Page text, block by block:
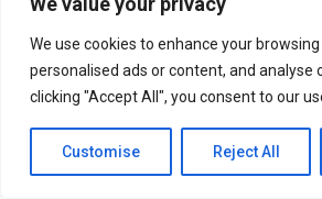
We use cookies to enhance your
personalised ads or content, and analyse
clicking "Accept All", you consent to our
Customise Reject All
Commande
Contactez-nous
Équipement
Industries
Modalités
Nettoyant de type céramique
Politique de confidentialité
Recherche de produits